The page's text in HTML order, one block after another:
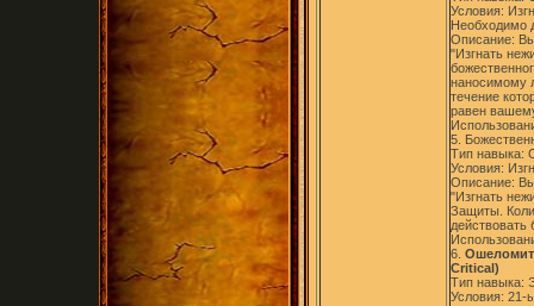
Условия:
Необходимо
Описание:
"Изгнать
наносимому
течение
равен
5.
Тип навыка:
Условия:
Описание:
"Изгнать
Защиты.
6.
Critical)
Тип навыка:
Условия: 21-